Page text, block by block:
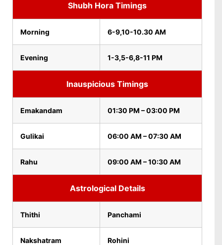
Shubh Hora Timings
Morning 6-9,10-10.30 AM
Evening 1-3,5-6,8-11 PM
Inauspicious Timings
Emakandam 01:30 PM – 03:00 PM
Gulikai 06:00 AM – 07:30 AM
Rahu 09:00 AM – 10:30 AM
Astrological Details
Thithi Panchami
Nakshatram Rohini